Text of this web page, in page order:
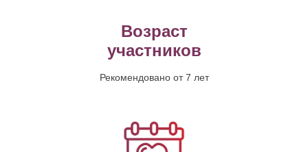
Возраст
участников
Рекомендовано от 7 лет